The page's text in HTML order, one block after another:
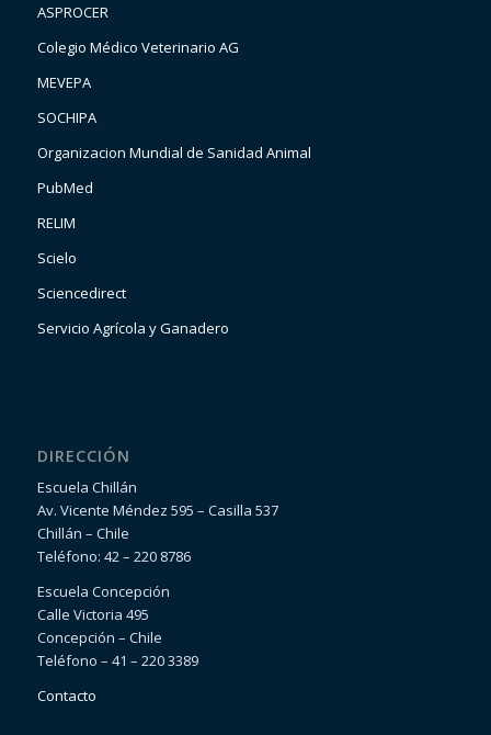
ASPROCER
Colegio Médico Veterinario AG
MEVEPA
SOCHIPA
Organizacion Mundial de Sanidad Animal
PubMed
RELIM
Scielo
Sciencedirect
Servicio Agrícola y Ganadero
DIRECCIÓN
Escuela Chillán
Av. Vicente Méndez 595 – Casilla 537
Chillán – Chile
Teléfono: 42 – 220 8786
Escuela Concepción
Calle Victoria 495
Concepción – Chile
Teléfono – 41 – 220 3389
Contacto